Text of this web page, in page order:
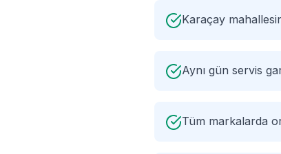
Karaçay
Aynı gün servis
Tüm markalarda